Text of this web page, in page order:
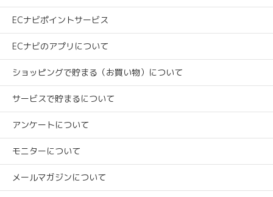
ECナビポイントサービス
ECナビのアプリについて
ショッピングで貯まる（お買い物）について
サービスで貯まるについて
アンケートについて
モニターについて
メールマガジンについて